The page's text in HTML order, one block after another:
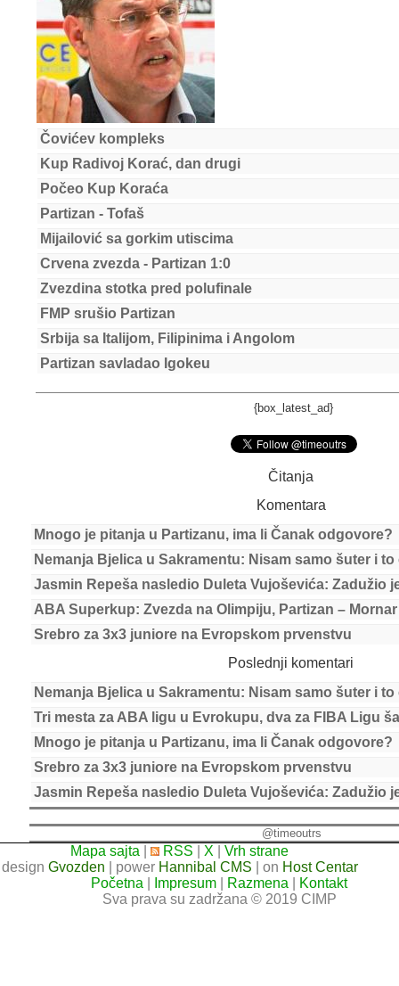
Čovićev kompleks
Kup Radivoj Korać, dan drugi
Počeo Kup Koraća
Partizan - Tofaš
Mijailović sa gorkim utiscima
Crvena zvezda - Partizan 1:0
Zvezdina stotka pred polufinale
FMP srušio Partizan
Srbija sa Italijom, Filipinima i Angolom
Partizan savladao Igokeu
{box_latest_ad}
Čitanja
Komentara
Mnogo je pitanja u Partizanu, ima li Čanak odgovore?
Nemanja Bjelica u Sakramentu: Nisam samo šuter i
Jasmin Repeša nasledio Duleta Vujoševića: Zadužio
ABA Superkup: Zvezda na Olimpiju, Partizan – Mornar
Srebro za 3x3 juniore na Evropskom prvenstvu
Poslednji komentari
Nemanja Bjelica u Sakramentu: Nisam samo šuter i
Tri mesta za ABA ligu u Evrokupu, dva za FIBA Ligu
Mnogo je pitanja u Partizanu, ima li Čanak odgovore?
Srebro za 3x3 juniore na Evropskom prvenstvu
Jasmin Repeša nasledio Duleta Vujoševića: Zadužio
@timeoutrs
Mapa sajta | RSS X |Vrh strane
design Gvozden | power Hannibal CMS | on Host Centar
Početna
Impresum Razmena
Kontakt
Sva prava su zadržana © 2019 CIMP